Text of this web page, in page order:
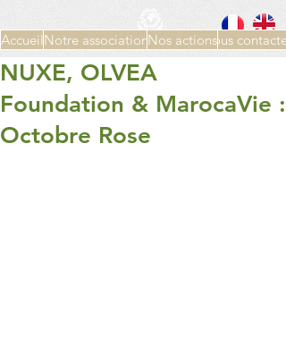
AccueilNotre association Nous contacter
Nos actions
NUXE, OLVEA
Foundation & MarocaVie :
Octobre Rose